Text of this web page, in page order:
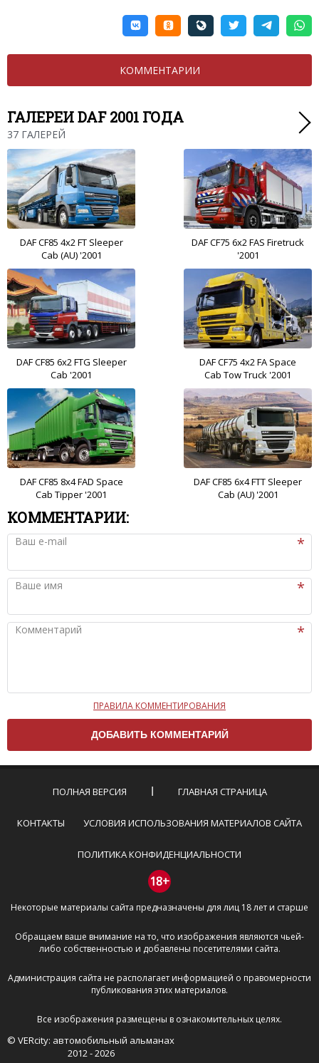
КОММЕНТАРИИ
ГАЛЕРЕИ DAF 2001 ГОДА
37 ГАЛЕРЕЙ
DAF CF85 4x2 FT Sleeper
Cab (AU) '2001
DAF CF75 6x2 FAS Firetruck
'2001
DAF CF85 6x2 FTG Sleeper
Cab '2001
DAF CF75 4x2 FA Space
Cab Tow Truck '2001
DAF CF85 8x4 FAD Space
Cab Tipper '2001
DAF CF85 6x4 FTT Sleeper
Cab (AU) '2001
КОММЕНТАРИИ:
Ваш e-mail
Ваше имя
Комментарий
Чтобы ваш комментарий был опубликован на сайте,
вам нужно придерживаться следующих правил:
Комментарий не может быть слишком
короткой — избегайте односложных и чисто
эмоциональных высказываний.
Не стоит отклоняться от предмета обсуждения.
Пожалуйста, не используйте в комментарие
призывы к насилию и высказывания,
направленные на разжигание расовой,
межнациональной и религиозной розни —
пожалейте наших модераторов, они кстати
очень славные ребята, поверьте.
буквами.
Не копируйте рецензии с других сайтов, нам
важно именно ваше мнение.
Не размещайте рекламу!
И запаситесь терпением, все комментарии
публикуются только после модерации, поэтому ваш
отзыв может появиться на сайте с некоторым
ПРАВИЛА КОММЕНТИРОВАНИЯ
ПОЛНАЯ ВЕРСИЯ ГЛАВНАЯ СТРАНИЦА
КОНТАКТЫ УСЛОВИЯ ИСПОЛЬЗОВАНИЯ МАТЕРИАЛОВ САЙТА
ПОЛИТИКА КОНФИДЕНЦИАЛЬНОСТИ
18+
Некоторые материалы сайта предназначены для лиц 18 лет и старше
Обращаем ваше внимание на то, что изображения являются чьей-
либо собственностью и добавлены посетителями сайта.
Администрация сайта не располагает информацией о правомерности
публикования этих материалов.
Все изображения размещены в ознакомительных целях.
© VERcity: автомобильный альманах
2012 - 2026